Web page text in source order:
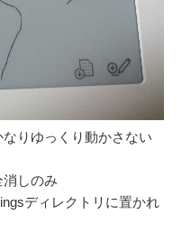
りゆっくり動かさない
しのみ
ディレクトリに置かれ